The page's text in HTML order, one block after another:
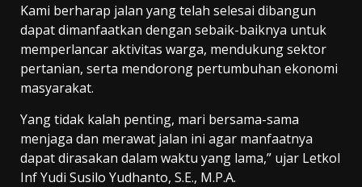
Kami berharap jalan yang telah selesai dibangun
dapat dimanfaatkan dengan sebaik-baiknya untuk
memperlancar aktivitas warga, mendukung sektor
pertanian, serta mendorong pertumbuhan ekonomi
masyarakat.
Yang tidak kalah penting, mari bersama-sama
menjaga dan merawat jalan ini agar manfaatnya
dapat dirasakan dalam waktu yang lama,” ujar Letkol
Inf Yudi Susilo Yudhanto, S.E., M.P.A.